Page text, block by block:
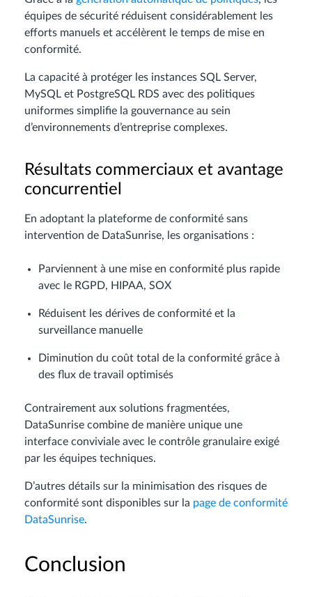
équipes de sécurité réduisent considérablement les
efforts manuels et accélèrent le temps de mise en
conformité.
La capacité à protéger les instances SQL Server,
MySQL et PostgreSQL RDS avec des politiques
uniformes simplifie la gouvernance au sein
d’environnements d’entreprise complexes.
Résultats commerciaux et avantage
concurrentiel
En adoptant la plateforme de conformité sans
intervention de DataSunrise, les organisations :
Parviennent à une mise en conformité plus rapide
avec le RGPD, HIPAA, SOX
Réduisent les dérives de conformité et la
surveillance manuelle
Diminution du coût total de la conformité grâce à
des flux de travail optimisés
Contrairement aux solutions fragmentées,
DataSunrise combine de manière unique une
interface conviviale avec le contrôle granulaire exigé
par les équipes techniques.
D’autres détails sur la minimisation des risques de
conformité sont disponibles sur la page de conformité
DataSunrise.
Conclusion